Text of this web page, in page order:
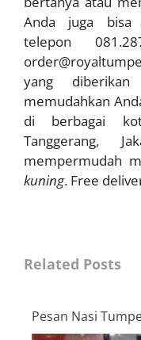
Anda juga bisa
telepon
yang
memudahkan
di berbagai
Tanggerang,
mempermudah
kuning. Free
Related Posts
Pesan Nasi